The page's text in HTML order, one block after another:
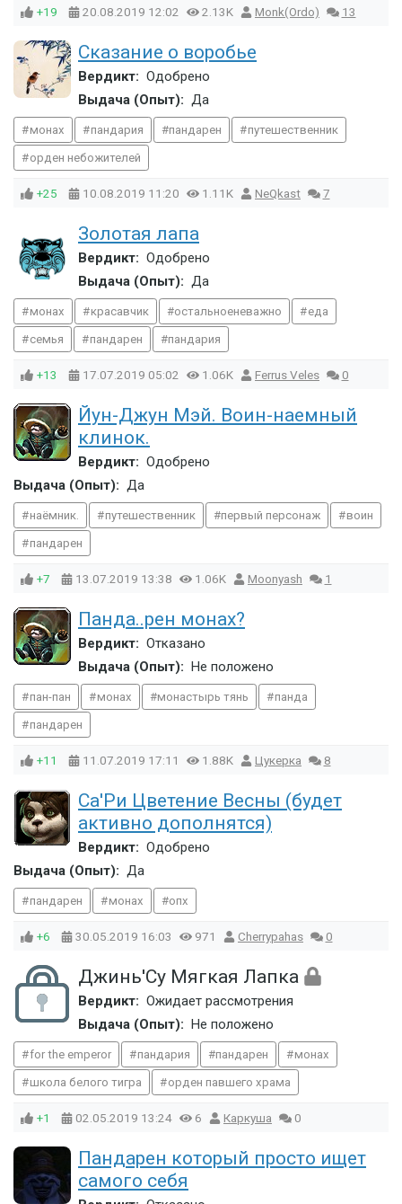
+19 20.08.2019 12:02 2.13K Monk(Ordo) 13
Сказание о воробье
Вердикт: Одобрено
Выдача (Опыт): Да
монах пандария пандарен путешественник
орден небожителей
+25 10.08.2019 11:20 1.11K NeQkast 7
Золотая лапа
Вердикт: Одобрено
Выдача (Опыт): Да
монах красавчик остальноеневажно еда
семья пандарен пандария
+13 17.07.2019 05:02 1.06K Ferrus Veles 0
Йун-Джун Мэй. Воин-наемный
клинок.
Вердикт: Одобрено
Выдача (Опыт): Да
наёмник. путешественник первый персонаж воин
пандарен
+7 13.07.2019 13:38 1.06K Moonyash 1
Панда..рен монах?
Вердикт: Отказано
Выдача (Опыт):
Не положено
пан-пан монах монастырь тянь панда
пандарен
+11 11.07.2019 17:11 1.88K Цукерка 8
Са'Ри Цветение Весны (будет
активно дополнятся)
Вердикт: Одобрено
Выдача (Опыт): Да
пандарен монах опх
+6 30.05.2019 16:03 971 Cherrypahas 0
Джинь'Су Мягкая Лапка
Вердикт: Ожидает рассмотрения
Выдача (Опыт):
Не положено
for the emperor пандария пандарен монах
школа белого тигра орден павшего храма
+1 02.05.2019 13:24 6 Каркуша 0
Пандарен который просто ищет
самого себя